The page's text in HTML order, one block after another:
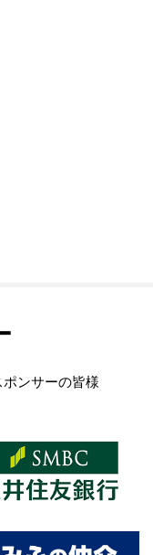
ンサーの皆様